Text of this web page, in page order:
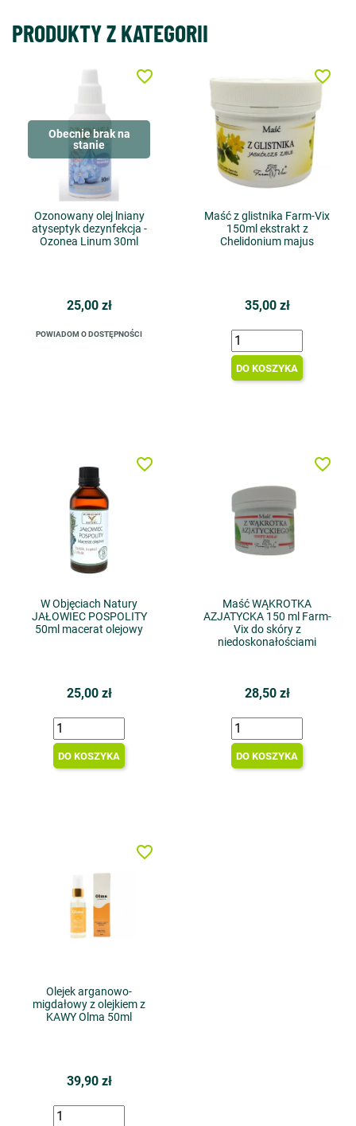
PRODUKTY Z KATEGORII
Obecnie brak na
stanie
Ozonowany olej lniany
atyseptyk dezynfekcja -
Ozonea Linum 30ml
25,00 zł
POWIADOM O DOSTĘPNOŚCI
favorite_border
Maść z glistnika Farm-Vix
150ml ekstrakt z
Chelidonium majus
35,00 zł
DO KOSZYKA
favorite_border
W Objęciach Natury
JAŁOWIEC POSPOLITY
50ml macerat olejowy
25,00 zł
DO KOSZYKA
favorite_border
Maść WĄKROTKA
AZJATYCKA 150 ml Farm-
Vix do skóry z
niedoskonałościami
28,50 zł
DO KOSZYKA
favorite_border
Olejek arganowo-
migdałowy z olejkiem z
KAWY Olma 50ml
39,90 zł
favorite_border